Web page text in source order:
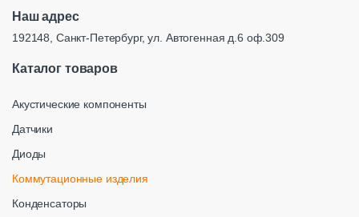
Наш адрес
192148, Санкт-Петербург, ул. Автогенная д.6 оф.309
Каталог товаров
Акустические компоненты
Датчики
Диоды
Коммутационные изделия
Конденсаторы